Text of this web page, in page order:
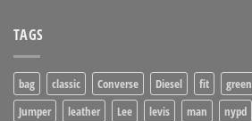
TAGS
bag classic Converse Diesel fit green
Jumper
leather Lee levis man nypd